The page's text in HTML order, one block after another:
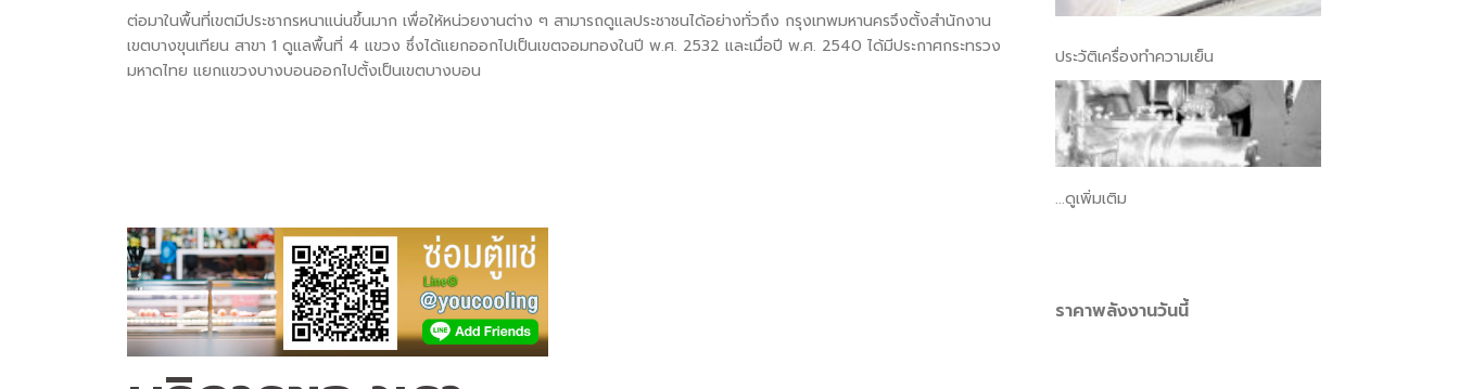
ต่อมาในพื้นที่เขตมีประชากรหนาแน่นขึ้นมาก เพื่อให้หน่วยงานต่าง ๆ สามารถดูแลประชาชนได้อย่างทั่วถึง กรุงเทพมหานครจึงตั้งสำนักงาน
เขตบางขุนเทียน สาขา 1 ดูแลพื้นที่ 4 แขวง ซึ่งได้แยกออกไปเป็นเขตจอมทองในปี พ.ศ. 2532 และเมื่อปี พ.ศ. 2540 ได้มีประกาศกระทรวง
มหาดไทย แยกแขวงบางบอนออกไปตั้งเป็นเขตบางบอน
ประวัติเครื่องทำความเย็น
...ดูเพิ่มเติม
ราคาพลังงานวันนี้